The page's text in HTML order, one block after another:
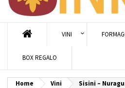
VINI
BOX REGALO
Home Vini Sisini –